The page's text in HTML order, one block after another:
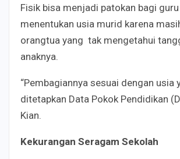
Fisik bisa menjadi patokan bagi
menentukan usia murid karena
orangtua yang tak mengetahui
anaknya.
“Pembagiannya sesuai dengan usia
ditetapkan Data Pokok Pendidikan
Kian.
Kekurangan Seragam Sekolah